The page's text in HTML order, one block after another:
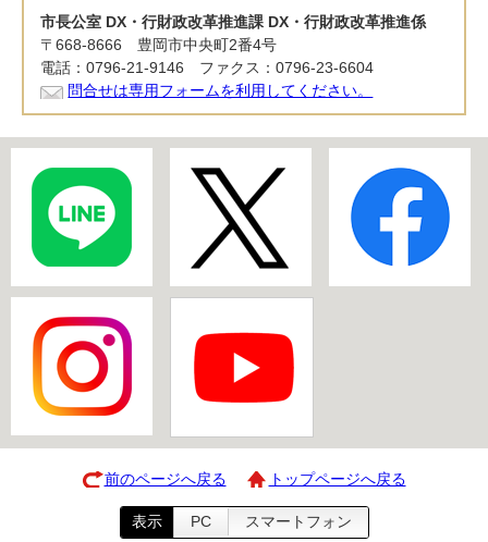
市長公室 DX・行財政改革推進課 DX・行財政改革推進係
〒668-8666 豊岡市中央町2番4号
電話：0796-21-9146 ファクス：0796-23-6604
問合せは専用フォームを利用してください。
前のページへ戻る トップページへ戻る
表示 PC スマートフォン